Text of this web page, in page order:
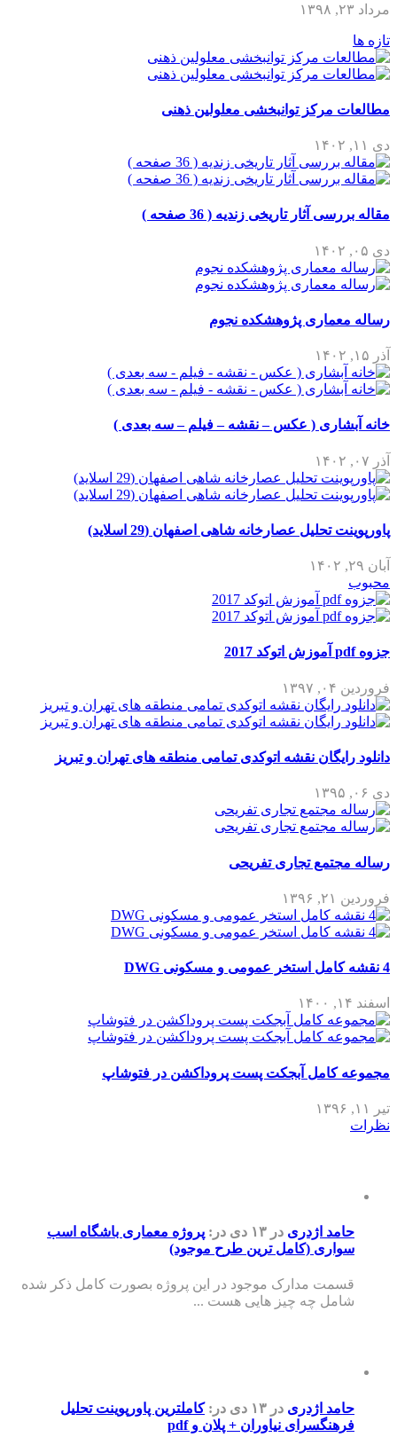
مرداد ۲۳, ۱۳۹۸
تازه ها
مطالعات مرکز توانبخشی معلولین ذهنی
دی ۱۱, ۱۴۰۲
مقاله بررسی آثار تاریخی زندیه ( 36 صفحه )
دی ۰۵, ۱۴۰۲
رساله معماری پژوهشکده نجوم
آذر ۱۵, ۱۴۰۲
خانه آبشاری ( عکس – نقشه – فیلم – سه بعدی )
آذر ۰۷, ۱۴۰۲
پاورپوینت تحلیل عصارخانه شاهی اصفهان (29 اسلاید)
آبان ۲۹, ۱۴۰۲
محبوب
جزوه pdf آموزش اتوکد 2017
فروردین ۰۴, ۱۳۹۷
دانلود رایگان نقشه اتوکدی تمامی منطقه های تهران و تبریز
دی ۰۶, ۱۳۹۵
رساله مجتمع تجاری تفریحی
فروردین ۲۱, ۱۳۹۶
4 نقشه کامل استخر عمومی و مسکونی DWG
اسفند ۱۴, ۱۴۰۰
مجموعه کامل آبجکت پست پروداکشن در فتوشاپ
تیر ۱۱, ۱۳۹۶
نظرات
حامد اژدری در ۱۳ دی در: پروژه معماری باشگاه اسب
سواری (کامل ترین طرح موجود)
قسمت مدارک موجود در این پروژه بصورت کامل ذکر شده
شامل چه چیز هایی هست ...
حامد اژدری در ۱۳ دی در:کاملترین پاورپوینت تحلیل
فرهنگسرای نیاوران + پلان و pdf